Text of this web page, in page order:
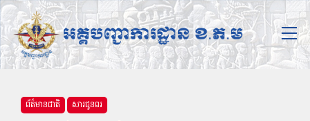
ព័ត៌មានជាតិ សារជូនពរ